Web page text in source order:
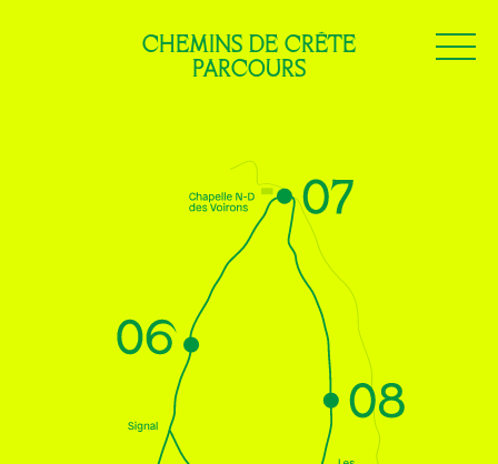
CHEMINS DE CRÊTE
PARCOURS